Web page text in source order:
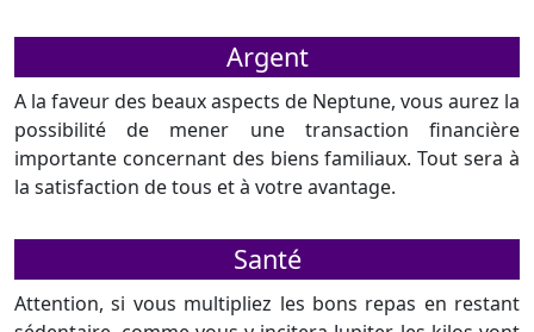
Argent
A la faveur des beaux aspects de Neptune, vous aurez la
possibilité de mener une transaction financière
importante concernant des biens familiaux. Tout sera à
la satisfaction de tous et à votre avantage.
Santé
Attention, si vous multipliez les bons repas en restant